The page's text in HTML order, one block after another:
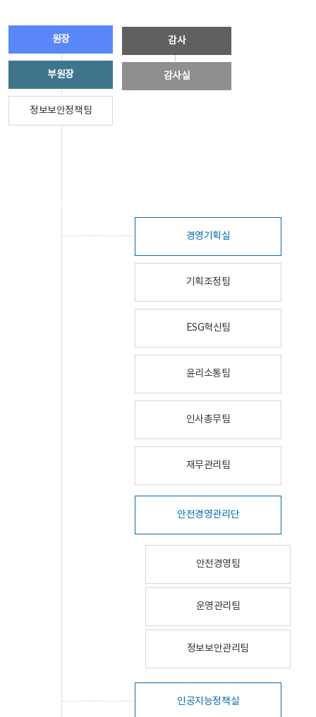
원장
부원장
정보보안정책팀
감사
감사실
경영기획실
기획조정팀
ESG혁신팀
윤리소통팀
인사총무팀
재무관리팀
안전경영관리단
안전경영팀
운영관리팀
정보보안관리팀
인공지능정책실